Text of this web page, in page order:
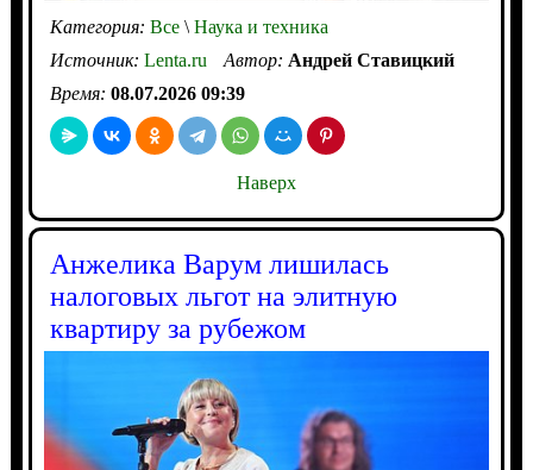
Категория: Все\Наука и техника
Источник: Lenta.ru Автор: Андрей Ставицкий
Время: 08.07.2026 09:39
Наверх
Анжелика Варум лишилась
налоговых льгот на элитную
квартиру за рубежом